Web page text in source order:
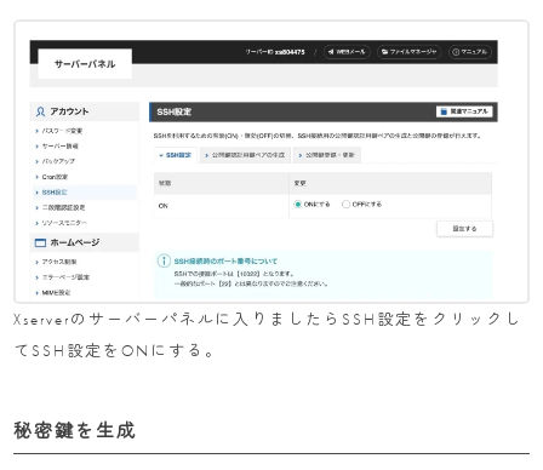
Xserverのサーバーパネルに入りましたらSSH設定をクリックし
てSSH設定をONにする。
秘密鍵を生成